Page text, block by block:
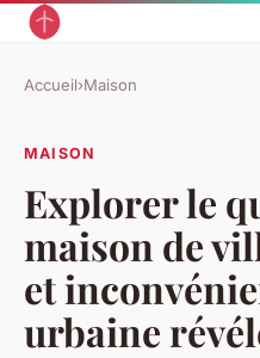
Accueil›Maison
MAISON
Explorer le
maison de
et
urbaine